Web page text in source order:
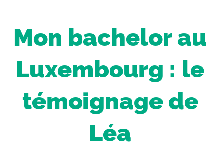
Mon bachelor au
Luxembourg : le
témoignage de
Léa